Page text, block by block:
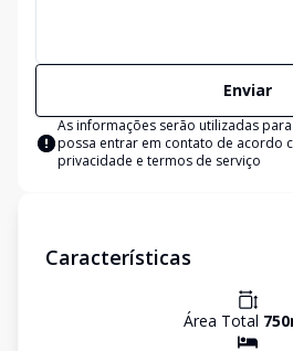
Enviar
As informações serão utilizadas
possa entrar em contato de acordo
privacidade e termos de serviço
Características
Área Total 750